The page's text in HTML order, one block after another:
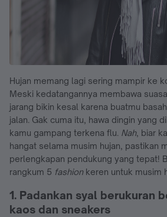
Hujan memang lagi sering mampir ke
Meski kedatangannya membawa
jarang bikin kesal karena buatmu
jalan. Gak cuma itu, hawa dingin yang
kamu gampang terkena flu. Nah, biar
hangat selama musim hujan, pastikan
perlengkapan pendukung yang tepat!
rangkum 5 fashion keren untuk musim
1. Padankan syal berukuran
kaos dan sneakers